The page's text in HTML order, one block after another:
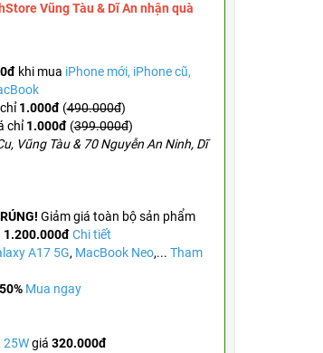
Vũng Tàu & Dĩ An nhận quà
khi mua iPhone mới, iPhone cũ,
1.000đ (490.000đ)
chỉ1.000đ (399.000đ)
Vũng Tàu & 70 Nguyễn An Ninh, Dĩ
Giảm giá toàn bộ sản phẩm
1.200.000đ Chi tiết
A17 5G, MacBook Neo,... Tham
50% Mua ngay
25W giá 320.000đ